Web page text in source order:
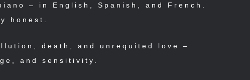
– in English, Spanish, and French.
honest.
death, and unrequited love –
and sensitivity.